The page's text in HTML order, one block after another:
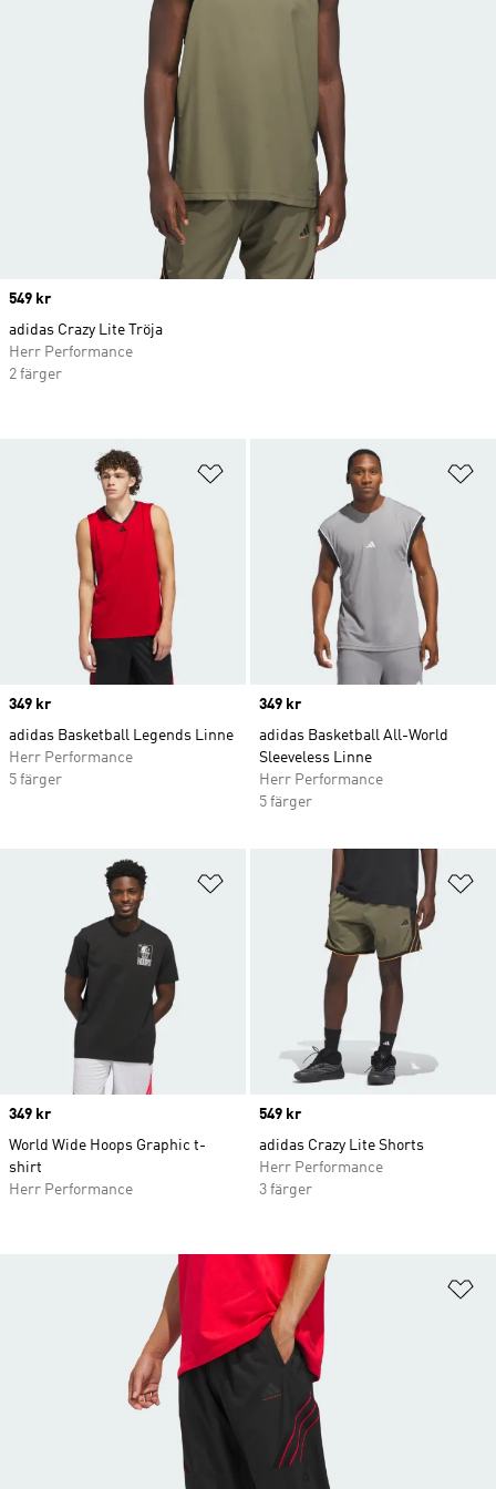
Lägg till på önskelistan
Price
349 kr
adidas Basketball Legends Linne
Herr Performance
5 färger
Price
349 kr
adidas Basketball All-World
Sleeveless Linne
Herr Performance
5 färger
Lägg till på önskelistan
Price
349 kr
World Wide Hoops Graphic t-
shirt
Herr Performance
Price
549 kr
adidas Crazy Lite Shorts
Herr Performance
3 färger
Price
549 kr
adidas Crazy Lite Tröja
Herr Performance
2 färger